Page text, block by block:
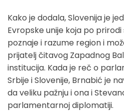
Kako je dodala, Slovenija je
Evropske unije koja po
poznaje i razume region i
prijatelj čitavog Zapadnog
institucija. Kada je reč o
Srbije i Slovenije, Brnabić je
da veliku pažnju i ona i
parlamentarnoj diplomatiji.